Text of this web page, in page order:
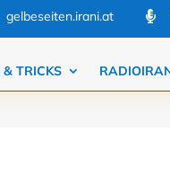
gelbeseiten.irani.at 
& TRICKS